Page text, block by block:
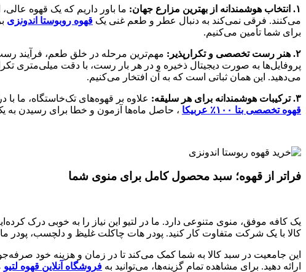
۱. انتخاب هوشمندانه از بهترین مزارع جهان:
ما باور داریم که یک قهوه
می‌کنند. فرقی نمی‌کند به دنبال عطر و طعم غنی یک قهوه روبوستا اندونزی
برای شما تأمین می‌کنیم.
۲. هنر رست تخصصی و تکرارپذیر:
مهم‌ترین مرحله در خلق طعم، فرآیند
پروفایل‌ها به صورت دیجیتال ذخیره و در هر بار رست، با دقت
می‌دهید. این همان ثباتی است که به آن افتخار می‌کنیم.
۳. ترکیبات هوشمندانه برای هر سلیقه: علاوه بر قهوه‌های تک‌خاستگاه، ما با
قهوه تخصصی بتا ۱۰۰٪ عربیکا
، حاصل ماه‌ها آزمون و خطا برای رسیدن به
فراتر از قهوه؛ سبد محصول کامل برای منوی شما
یک کافه موفق، منوی متنوعی دارد. ما در لتیو این نیاز را به خوبی درک
کالا با یک شرکت متفاوت کار کنید. پودر هات چاکلت غلیظ و دلچسب، پودر
این جامعیت در سبد کالا به شما کمک می‌کند تا در زمان و هزینه خود
ارائه دهید. برای مشاهده تمام گزینه‌ها، می‌توانید به فروشگاه آنلاین قهوه لتیو